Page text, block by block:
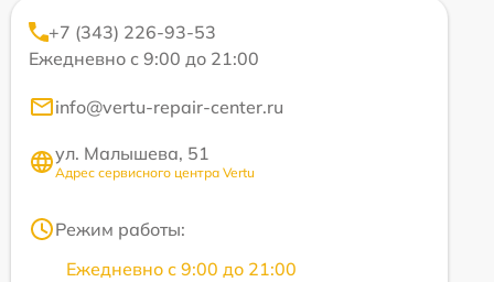
+7 (343) 226-93-53
Ежедневно с 9:00 до 21:00
info@vertu-repair-center.ru
ул. Малышева, 51
Адрес сервисного центра Vertu
Режим работы:
Ежедневно с 9:00 до 21:00